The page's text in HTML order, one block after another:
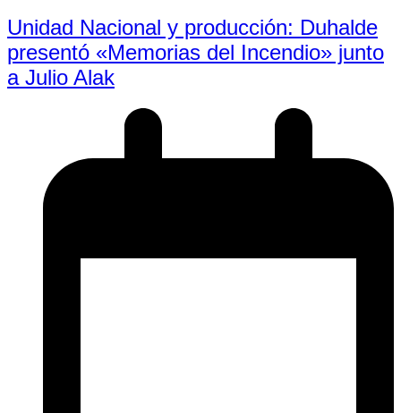
Unidad Nacional y producción: Duhalde
presentó «Memorias del Incendio» junto
a Julio Alak